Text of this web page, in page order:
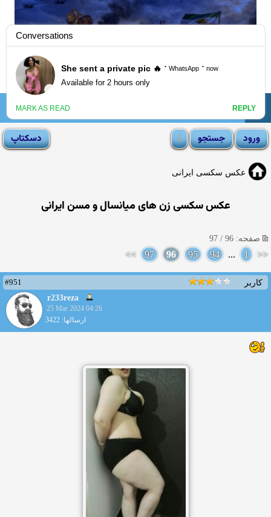
انجمن لوتی ☰
عکس سکسی ایرانی
عکس سکسی زن های میانسال و مسن ایرانی
صفحه: 96 / 97
<<
1
...
94
95
96
97
>>
کاربر
#951
r233reza
25 Mar 2024 04:26
ارسالها: 3422